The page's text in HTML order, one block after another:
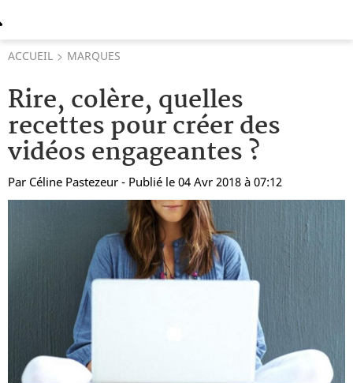
ACCUEIL MARQUES
Rire, colère, quelles
recettes pour créer des
vidéos engageantes ?
Par Céline Pastezeur - Publié le 04 Avr 2018 à 07:12